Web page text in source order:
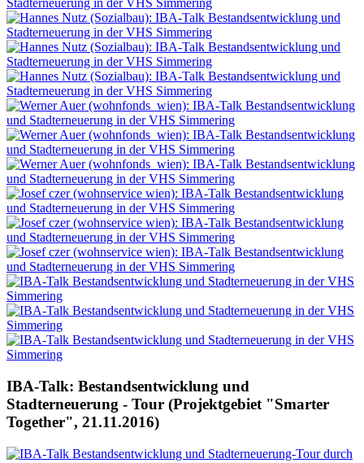
IBA-Talk: Bestandsentwicklung und
Stadterneuerung - Tour (Projektgebiet "Smarter
Together", 21.11.2016)